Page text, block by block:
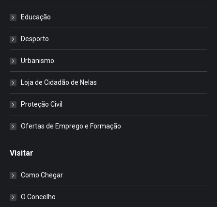
Educação
Desporto
Urbanismo
Loja de Cidadão de Nelas
Proteção Civil
Ofertas de Emprego e Formação
Visitar
Como Chegar
O Concelho